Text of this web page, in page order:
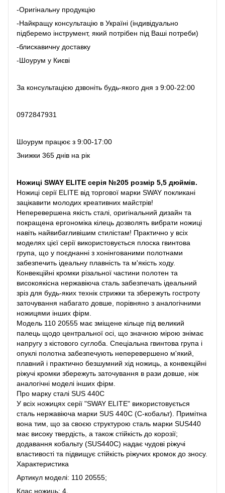
-Оригінальну продукцію
-Найкращу консультацію в Україні (індивідуально
підберемо інструмент, який потрібен під Ваші потреби)
-блискавичну доставку
-Шоурум у Києві
За консультацією дзвоніть будь-якого дня з 9:00-22:00
0972847931
Шоурум працює з 9:00-17:00
Знижки 365 днів на рік
Ножиці SWAY ELITE серія №205 розмір 5,5 дюймів.
Ножиці серії ELITE від торгової марки SWAY покликані
зацікавити молодих креативних майстрів!
Неперевершена якість сталі, оригінальний дизайн та
покращена ергономіка кілець дозволять вибрати ножиці
навіть найвибагливішим стилістам! Практично у всіх
моделях цієї серії використовується плоска гвинтова
група, що у поєднанні з хонінгованими полотнами
забезпечить ідеальну плавність та м'якість ходу.
Конвекційні кромки різальної частини полотен та
високоякісна нержавіюча сталь забезпечать ідеальний
зріз для будь-яких технік стрижки та збережуть гостроту
заточування набагато довше, порівняно з аналогічними
ножицями інших фірм.
Модель 110 20555 має зміщене кільце під великий
палець щодо центральної осі, що значною мірою знімає
напругу з кістового суглоба. Спеціальна гвинтова група і
опуклі полотна забезпечують неперевершено м'який,
плавний і практично безшумний хід ножиць, а конвекційні
ріжучі кромки збережуть заточування в рази довше, ніж
аналогічні моделі інших фірм.
Про марку сталі SUS 440C
У всіх ножицях серії "SWAY ELITE" використовується
сталь нержавіюча марки SUS 440C (С-кобальт). Примітна
вона тим, що за своєю структурою сталь марки SUS440
має високу твердість, а також стійкість до корозії;
додавання кобальту (SUS440С) надає чудові ріжучі
властивості та підвищує стійкість ріжучих кромок до зносу.
Характеристика
Артикул моделі: 110 20555;
Клас ножиць: 4.